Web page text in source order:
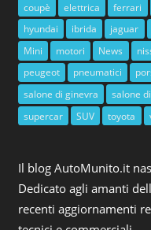
coupè
elettrica ferrari
hyundai
ibrida jaguar
Mini
motori News
peugeot
pneumatici
salone di ginevra
salone
supercar
SUV toyota
Il blog AutoMunito.it
Dedicato agli amanti
recenti aggiornamenti